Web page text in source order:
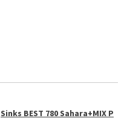
Sinks BEST 780 Sahara+MIX P